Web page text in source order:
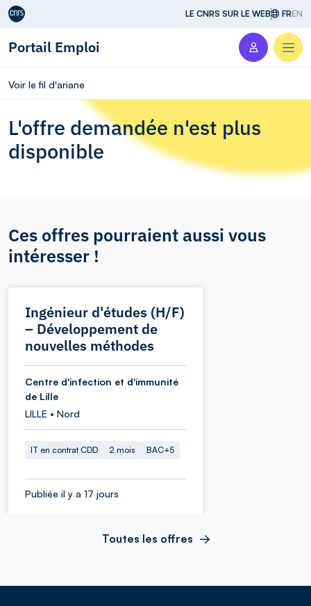
Aller au contenu LE CNRS SUR LE WEB FREN
Portail Emploi
Voir le fil d'ariane
L'offre demandée n'est plus
disponible
Ces offres pourraient aussi vous
intéresser !
Ingénieur d'études (H/F)
– Développement de
nouvelles méthodes
Centre d'infection et d'immunité
de Lille
LILLE • Nord
IT en contrat CDD 2 mois BAC+5
Publiée il y a 17 jours
Toutes les offres